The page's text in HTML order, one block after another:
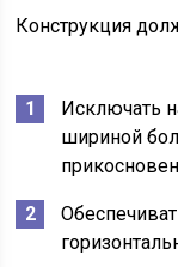
Конструкция
Исключать
шириной